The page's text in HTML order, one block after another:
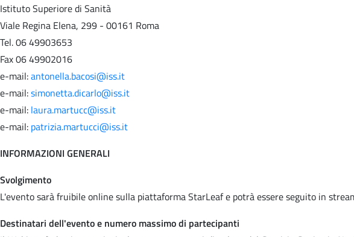
Istituto Superiore di Sanità
Viale Regina Elena, 299 - 00161 Roma
Tel. 06 49903653
Fax 06 49902016
e-mail:antonella.bacosi@iss.it
e-mail:simonetta.dicarlo@iss.it
e-mail: laura.martucc@iss.it
e-mail: patrizia.martucci@iss.it
INFORMAZIONI GENERALI
Svolgimento
L'evento sarà fruibile online sulla piattaforma StarLeaf e potrà essere seguito in
Destinatari dell'evento e numero massimo di partecipanti